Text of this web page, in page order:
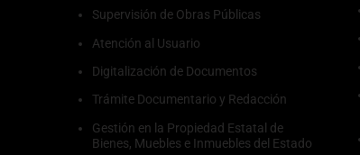
Supervisión de Obras Públicas
Atención al Usuario
Digitalización de Documentos
Trámite Documentario y Redacción
Gestión en la Propiedad Estatal de
Bienes, Muebles e Inmuebles del Estado